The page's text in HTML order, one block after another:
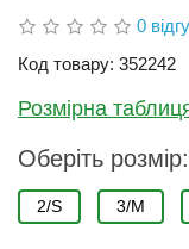
0
Код товару: 352242
Розмірна
Оберіть розмір:
2/S 3/M